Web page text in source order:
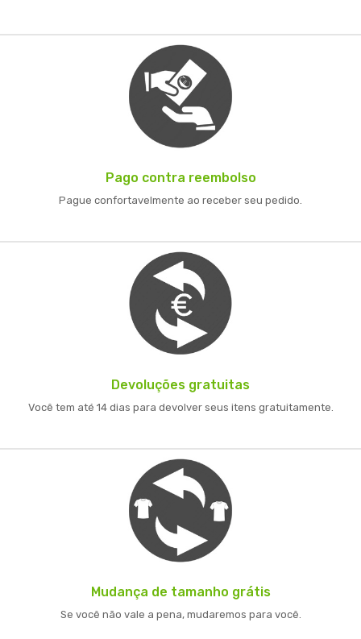
Pago contra reembolso
Pague confortavelmente ao receber seu pedido.
Devoluções gratuitas
Você tem até 14 dias para devolver seus itens gratuitamente.
Mudança de tamanho grátis
Se você não vale a pena, mudaremos para você.